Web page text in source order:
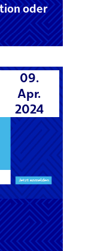
oder
09.
Apr.
2024